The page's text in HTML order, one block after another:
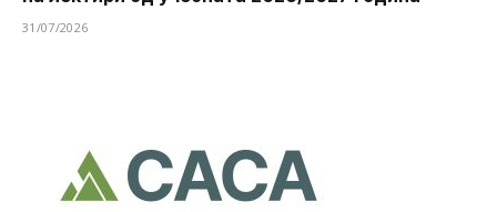
31/07/2026